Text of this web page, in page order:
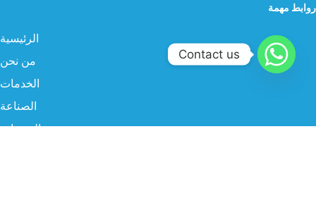
روابط مهمة
الرئيسية
من نحن
الخدمات
الصناعة
المنتجات
Contact us